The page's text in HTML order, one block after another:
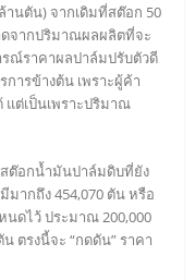
นตัน) จากเดิมที่สต๊อก 50
จากปริมาณผลผลิตที่จะ
ณ์ราคาผลปาล์มปรับตัวดี
ารข้างต้น เพราะผู้ค้า
ต่เป็นเพราะปริมาณ
ต๊อกน้ำมันปาล์มดิบที่ยัง
ากถึง 454,070 ตัน หรือ
ดไว้ ประมาณ 200,000
ตรงนี้จะ “กดดัน” ราคา